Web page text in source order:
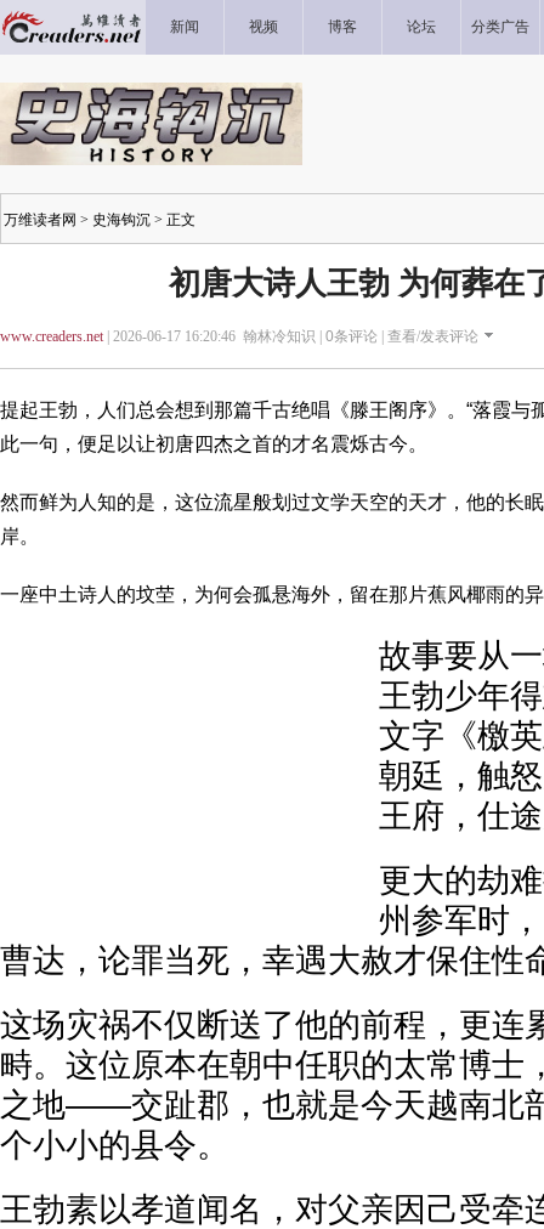
新闻 视频 博客 论坛 分类广告
万维读者网 > 史海钩沉 > 正文
初唐大诗人王勃 为何葬在
www.creaders.net| 2026-06-17 16:20:46 翰林冷知识 | 0条评论 | 查看/发表评论
提起王勃，人们总会想到那篇千古绝唱《滕王阁序》。“落霞与
此一句，便足以让初唐四杰之首的才名震烁古今。
然而鲜为人知的是，这位流星般划过文学天空的天才，他的长
岸。
一座中土诗人的坟茔，为何会孤悬海外，留在那片蕉风椰雨的
故事要从
王勃少年
文字《檄
朝廷，触
王府，仕
更大的劫
州参军时
曹达，论罪当死，幸遇大赦才保住性
这场灾祸不仅断送了他的前程，更连
畤。这位原本在朝中任职的太常博士
之地——交趾郡，也就是今天越南北
个小小的县令。
王勃素以孝道闻名，对父亲因己受牵